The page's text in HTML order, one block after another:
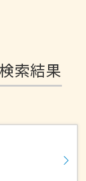
索結果